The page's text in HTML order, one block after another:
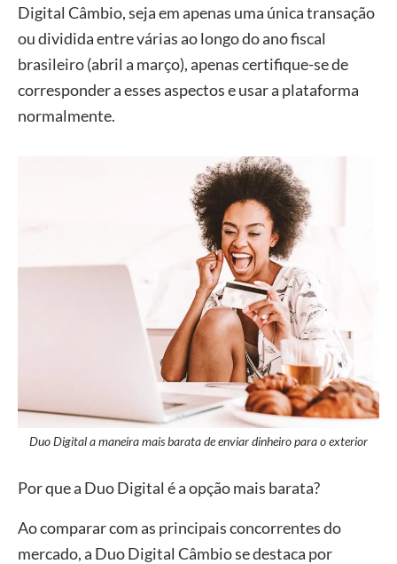
Digital Câmbio, seja em apenas uma única transação
ou dividida entre várias ao longo do ano fiscal
brasileiro (abril a março), apenas certifique-se de
corresponder a esses aspectos e usar a plataforma
normalmente.
Duo Digital a maneira mais barata de enviar dinheiro para o exterior
Por que a Duo Digital é a opção mais barata?
Ao comparar com as principais concorrentes do
mercado, a Duo Digital Câmbio se destaca por